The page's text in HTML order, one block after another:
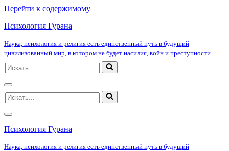
Перейти к содержимому
Психология Гурана
Наука, психология и религия есть единственный путь в будущий
цивилизованный мир, в котором не будет насилия, войн и преступности
Искать...
Меню
навигации
Искать...
Меню
навигации
Психология Гурана
Наука, психология и религия есть единственный путь в будущий